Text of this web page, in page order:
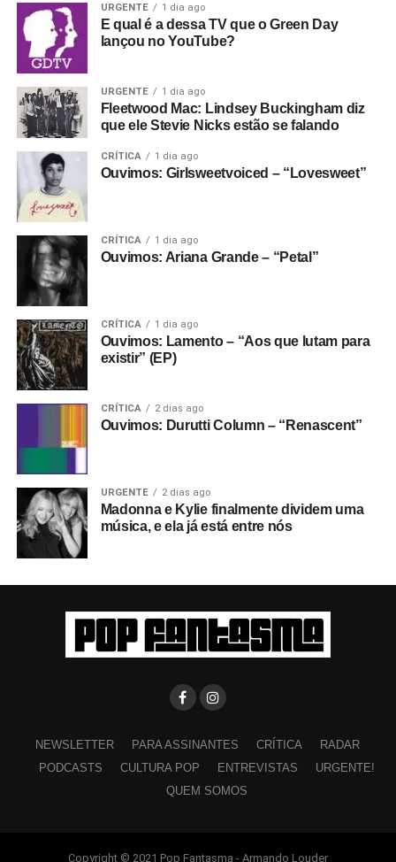
URGENTE 1 dia ago
E qual é a dessa TV que o Green Day
lançou no YouTube?
URGENTE 1 dia ago
Fleetwood Mac: Lindsey Buckingham diz
que ele Stevie Nicks estão se falando
CRÍTICA 1 dia ago
Ouvimos: Girlsweetvoiced – “Lovesweet”
CRÍTICA 1 dia ago
Ouvimos: Ariana Grande – “Petal”
CRÍTICA 1 dia ago
Ouvimos: Lamento – “Aos que lutam para
existir” (EP)
CRÍTICA 2 dias ago
Ouvimos: Durutti Column – “Renascent”
URGENTE 2 dias ago
Madonna e Kylie finalmente dividem uma
música, e ela já está entre nós
NEWSLETTER PARA ASSINANTES CRÍTICA
RADAR
PODCASTS
CULTURA POP ENTREVISTAS
URGENTE!
QUEM SOMOS
Copyright © 2021 Pop Fantasma - Armando Louder